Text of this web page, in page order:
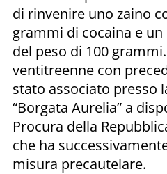
di rinvenire uno zaino
grammi di cocaina e
del peso di 100
ventitreenne con
stato associato presso
“Borgata Aurelia” a
Procura della
che ha
misura precautelare.